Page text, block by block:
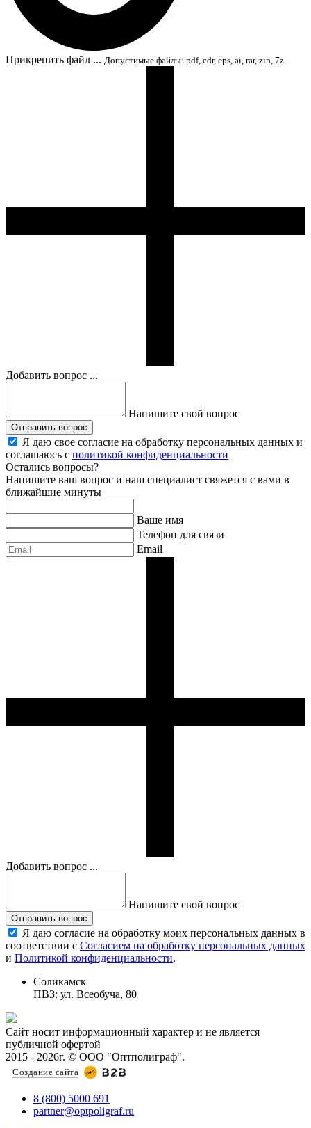
Прикрепить файл ... Допустимые файлы: pdf, cdr, eps, ai, rar, zip, 7z
Добавить вопрос ...
Напишите свой вопрос
Отправить вопрос
Я даю свое согласие на обработку персональных данных и
соглашаюсь с политикой конфиденциальности
Остались вопросы?
Напишите ваш вопрос и наш специалист свяжется с вами в
ближайшие минуты
Ваше имя
Телефон для связи
Email
Добавить вопрос ...
Напишите свой вопрос
Отправить вопрос
Я даю согласие на обработку моих персональных данных в
соответствии с Согласием на обработку персональных данных
и Политикой конфиденциальности.
Соликамск
ПВЗ: ул. Всеобуча, 80
Сайт носит информационный характер и не является
публичной офертой
2015 - 2026г. © ООО "Оптполиграф".
Создание сайта
8 (800) 5000 691
partner@optpoligraf.ru